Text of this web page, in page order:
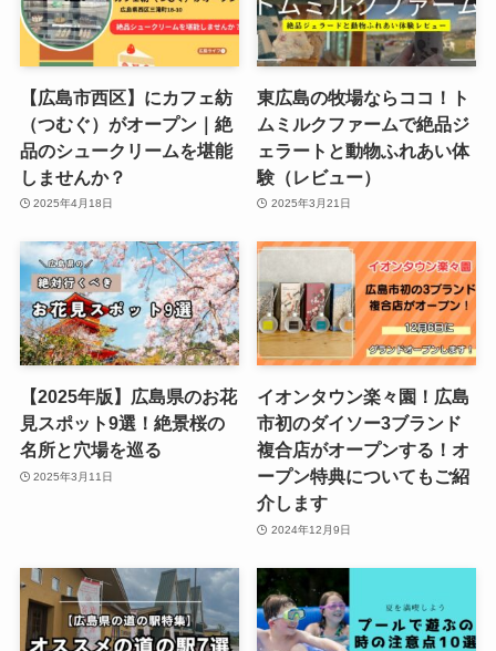
【広島市西区】にカフェ紡
（つむぐ）がオープン｜絶
品のシュークリームを堪能
しませんか？
2025年4月18日
東広島の牧場ならココ！ト
ムミルクファームで絶品ジ
ェラートと動物ふれあい体
験（レビュー）
2025年3月21日
【2025年版】広島県のお花
見スポット9選！絶景桜の
名所と穴場を巡る
2025年3月11日
イオンタウン楽々園！広島
市初のダイソー3ブランド
複合店がオープンする！オ
ープン特典についてもご紹
介します
2024年12月9日